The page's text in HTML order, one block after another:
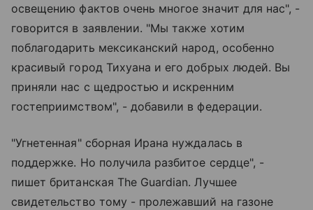
освещению фактов очень многое значит для нас", -
говорится в заявлении. "Мы также хотим
поблагодарить мексиканский народ, особенно
красивый город Тихуана и его добрых людей. Вы
приняли нас с щедростью и искренним
гостеприимством", - добавили в федерации.
"Угнетенная" сборная Ирана нуждалась в
поддержке. Но получила разбитое сердце", -
пишет британская The Guardian. Лучшее
свидетельство тому - пролежавший на газоне